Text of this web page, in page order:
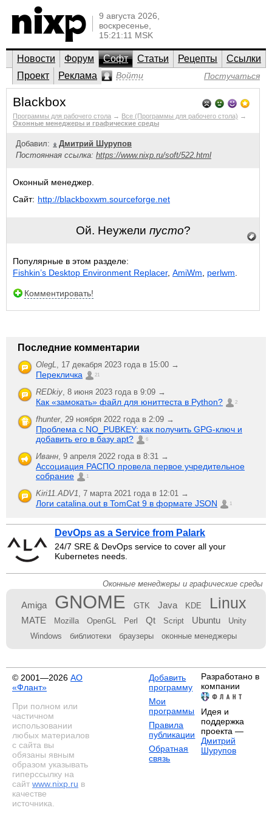
9 августа 2026,
воскресенье,
15:21:11 MSK
Новости Форум Софт Статьи Рецепты
Ссылки
Проект
Реклама Войти Постучаться
Blackbox
Программы для рабочего стола → Все (Программы для рабочего стола) →
Оконные менеджеры и графические среды
Добавил:
Дмитрий Шурупов
Постоянная ссылка: https://www.nixp.ru/soft/522.html
Оконный менеджер.
Сайт: http://blackboxwm.sourceforge.net
Ой. Неужели пусто?
Популярные в этом разделе:
Fishkin’s Desktop Environment Replacer, AmiWm perlwm
Комментировать!
Последние комментарии
OlegL, 17 декабря 2023 года в 15:00 →
Перекличка 21
REDkiy, 8 июня 2023 года в 9:09 →
Как «замокать» файл для юниттеста в Python? 2
fhunter, 29 ноября 2022 года в 2:09 →
Проблема с NO_PUBKEY: как получить GPG-ключ и
добавить его в базу apt?
6
Иванн, 9 апреля 2022 года в 8:31 →
Ассоциация РАСПО провела первое учредительное
собрание
1
Kiri11.ADV1, 7 марта 2021 года в 12:01 →
Логи catalina.out в TomCat 9 в формате JSON 1
DevOps as a Service from Palark
24/7 SRE & DevOps service to cover all your
Kubernetes needs.
Оконные менеджеры и графические среды
Amiga GNOME GTK Java KDE Linux
MATE Mozilla OpenGL Perl Qt Script Ubuntu
Unity
Windows
библиотеки браузеры оконные менеджеры
© 2001—2026 АО
«Флант»
При полном или
частичном
использовании
любых материалов
с сайта вы
обязаны явным
образом указывать
гиперссылку на
сайт www.nixp.ru в
качестве
источника.
Добавить
программу
Мои
программы
Правила
публикации
Обратная
связь
Разработано в
компании
Идея и
поддержка
проекта —
Дмитрий
Шурупов